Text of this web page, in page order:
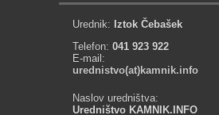
Urednik: Iztok Čebašek
Telefon: 041 923 922
E-mail:
urednistvo(at)kamnik.info
Naslov uredništva:
Uredništvo KAMNIK.INFO